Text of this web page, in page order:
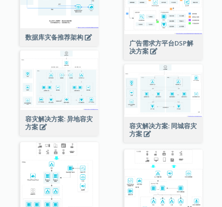
广告需求方平台DSP解
决方案
数据库灾备推荐架构
容灾解决方案: 异地容灾
方案
容灾解决方案: 同城容灾
方案